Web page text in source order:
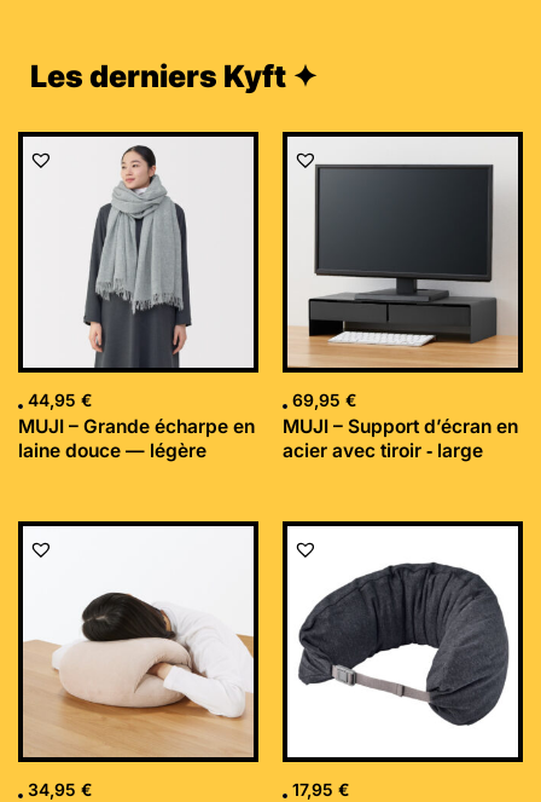
Les derniers Kyft ✦
44,95 €
MUJI – Grande écharpe en
laine douce — légère
69,95 €
MUJI – Support d’écran en
acier avec tiroir ‐ large
34,95 € 17,95 €